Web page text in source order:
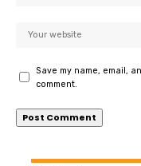
Save my name, email,
comment.